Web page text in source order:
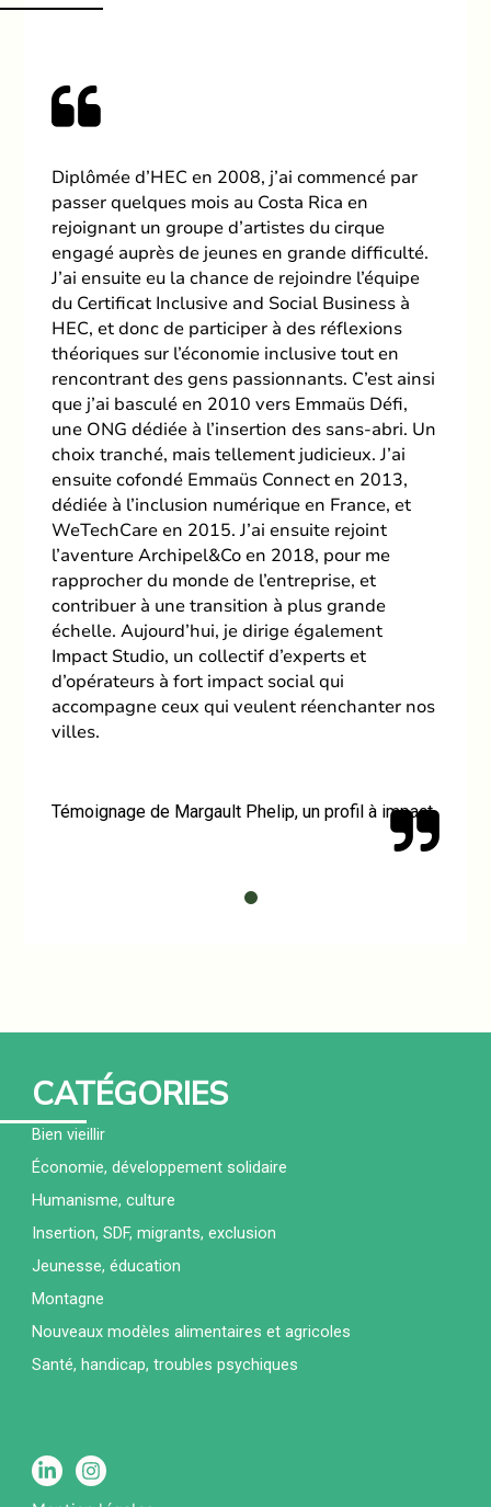
Diplômée d’HEC en 2008, j’ai commencé par
passer quelques mois au Costa Rica en
rejoignant un groupe d’artistes du cirque
engagé auprès de jeunes en grande difficulté.
J’ai ensuite eu la chance de rejoindre l’équipe
du Certificat Inclusive and Social Business à
HEC, et donc de participer à des réflexions
théoriques sur l’économie inclusive tout en
rencontrant des gens passionnants. C’est ainsi
que j’ai basculé en 2010 vers Emmaüs Défi,
une ONG dédiée à l’insertion des sans-abri. Un
choix tranché, mais tellement judicieux. J’ai
ensuite cofondé Emmaüs Connect en 2013,
dédiée à l’inclusion numérique en France, et
WeTechCare en 2015. J’ai ensuite rejoint
l’aventure Archipel&Co en 2018, pour me
rapprocher du monde de l’entreprise, et
contribuer à une transition à plus grande
échelle. Aujourd’hui, je dirige également
Impact Studio, un collectif d’experts et
d’opérateurs à fort impact social qui
accompagne ceux qui veulent réenchanter nos
villes.
Témoignage de Margault Phelip, un profil à impact
CATÉGORIES
Bien vieillir
Économie, développement solidaire
Humanisme, culture
Insertion, SDF, migrants, exclusion
Jeunesse, éducation
Montagne
Nouveaux modèles alimentaires et agricoles
Santé, handicap, troubles psychiques